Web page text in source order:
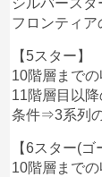
シルバースタ
フロンティ
【5スター】
10階層まで
11階層目以
条件⇒3系列
【6スター(ゴ
10階層まで